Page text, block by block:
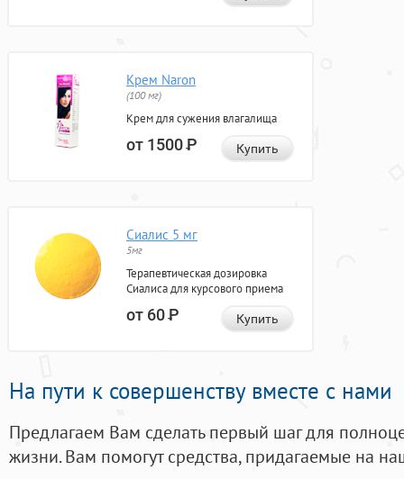
Крем Naron
(100 мг)
Крем для сужения влагалища
от 1500Р Купить
Сиалис 5 мг
5мг
Терапевтическая дозировка
Сиалиса для курсового приема
от 60Р Купить
На пути к совершенству вместе с нами
Предлагаем Вам сделать первый шаг для
жизни. Вам помогут средства, придагаемые на